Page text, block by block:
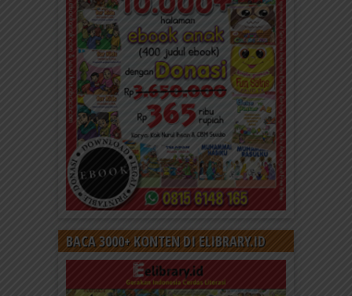
BACA 3000+ KONTEN DI ELIBRARY.ID